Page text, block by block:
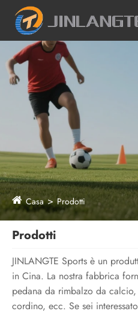
Casa Prodotti
Prodotti
JINLANGTE Sports è un
in Cina. La nostra fabbrica
pedana da rimbalzo da
cordino, ecc. Se sei